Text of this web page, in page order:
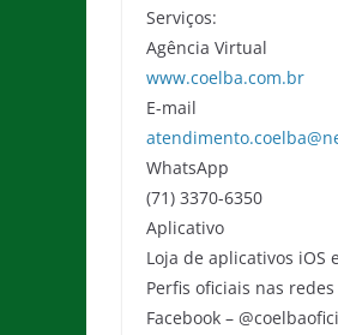
Serviços:
Agência Virtual
www.coelba.com.br
E-mail
WhatsApp
(71) 3370-6350
Aplicativo
Loja de aplicativos iOS
Perfis oficiais nas
Facebook –